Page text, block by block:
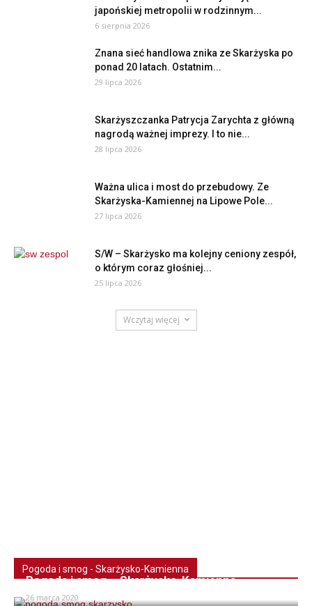
japońskiej metropolii w rodzinnym...
6 sierpnia 2026
Znana sieć handlowa znika ze Skarżyska po
ponad 20 latach. Ostatnim...
29 lipca 2026
Skarżyszczanka Patrycja Zarychta z główną
nagrodą ważnej imprezy. I to nie...
28 lipca 2026
Ważna ulica i most do przebudowy. Ze
Skarżyska-Kamiennej na Lipowe Pole...
27 lipca 2026
S/W – Skarżysko ma kolejny ceniony zespół,
o którym coraz głośniej...
25 lipca 2026
Wczytaj więcej
Pogoda i smog - Skarżysko-Kamienna
Pogoda i smog – Skarżysko-Kamienna
26 marca 2020